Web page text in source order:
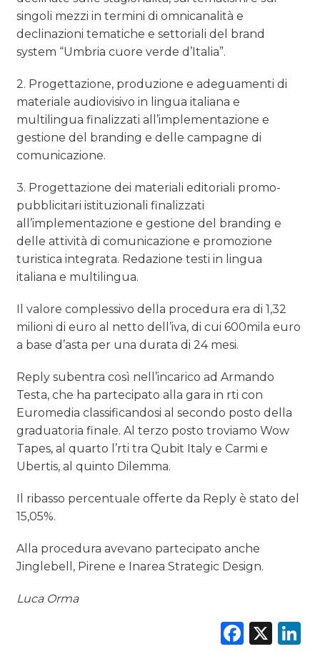
singoli mezzi in termini di omnicanalità e
declinazioni tematiche e settoriali del brand
system “Umbria cuore verde d’Italia”.
2. Progettazione, produzione e adeguamenti di
materiale audiovisivo in lingua italiana e
multilingua finalizzati all’implementazione e
gestione del branding e delle campagne di
comunicazione.
3. Progettazione dei materiali editoriali promo-
pubblicitari istituzionali finalizzati
all’implementazione e gestione del branding e
delle attività di comunicazione e promozione
turistica integrata. Redazione testi in lingua
italiana e multilingua.
Il valore complessivo della procedura era di 1,32
milioni di euro al netto dell’iva, di cui 600mila euro
a base d’asta per una durata di 24 mesi.
Reply subentra così nell’incarico ad Armando
Testa, che ha partecipato alla gara in rti con
Euromedia classificandosi al secondo posto della
graduatoria finale. Al terzo posto troviamo Wow
Tapes, al quarto l’rti tra Qubit Italy e Carmi e
Ubertis, al quinto Dilemma.
Il ribasso percentuale offerte da Reply è stato del
15,05%.
Alla procedura avevano partecipato anche
Jinglebell, Pirene e Inarea Strategic Design.
Luca Orma
X